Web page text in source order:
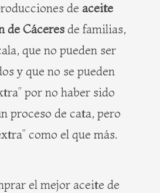
de aceite
de Cáceres de familias,
que no pueden ser
y que no se pueden
por no haber sido
proceso de cata, pero
como el que más.
el mejor aceite de